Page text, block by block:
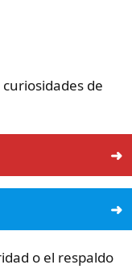
de
o el respaldo